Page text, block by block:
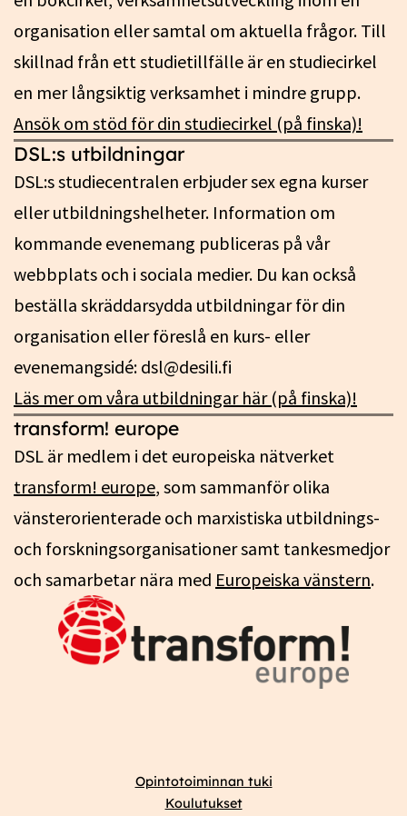
organisation eller samtal om aktuella frågor. Till
skillnad från ett studietillfälle är en studiecirkel
en mer långsiktig verksamhet i mindre grupp.
Ansök om stöd för din studiecirkel (på finska)!
DSL:s utbildningar
DSL:s studiecentralen erbjuder sex egna kurser
eller utbildningshelheter. Information om
kommande evenemang publiceras på vår
webbplats och i sociala medier. Du kan också
beställa skräddarsydda utbildningar för din
organisation eller föreslå en kurs- eller
evenemangsidé: dsl@desili.fi
Läs mer om våra utbildningar här (på finska)!
transform! europe
DSL är medlem i det europeiska nätverket
transform! europe, som sammanför olika
vänsterorienterade och marxistiska utbildnings-
och forskningsorganisationer samt tankesmedjor
och samarbetar nära med Europeiska vänstern.
Opintotoiminnan tuki
Koulutukset